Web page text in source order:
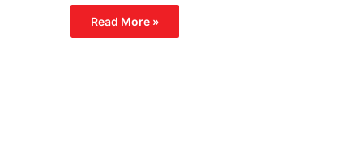
Read More »